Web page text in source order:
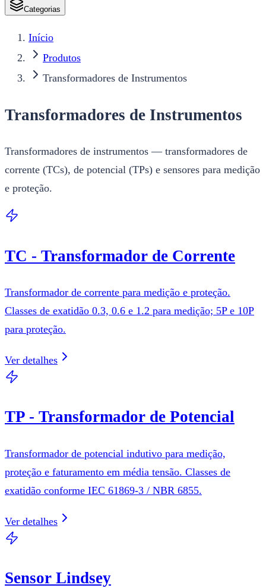
Categorias
Início
Produtos
Transformadores de Instrumentos
Transformadores de Instrumentos
Transformadores de instrumentos — transformadores de
corrente (TCs), de potencial (TPs) e sensores para medição
e proteção.
TC - Transformador de Corrente
Transformador de corrente para medição e proteção.
Classes de exatidão 0.3, 0.6 e 1.2 para medição; 5P e 10P
para proteção.
Ver detalhes
TP - Transformador de Potencial
Transformador de potencial indutivo para medição,
proteção e faturamento em média tensão. Classes de
exatidão conforme IEC 61869-3 / NBR 6855.
Ver detalhes
Sensor Lindsey